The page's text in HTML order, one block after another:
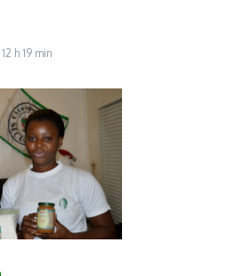
12 h 19 min